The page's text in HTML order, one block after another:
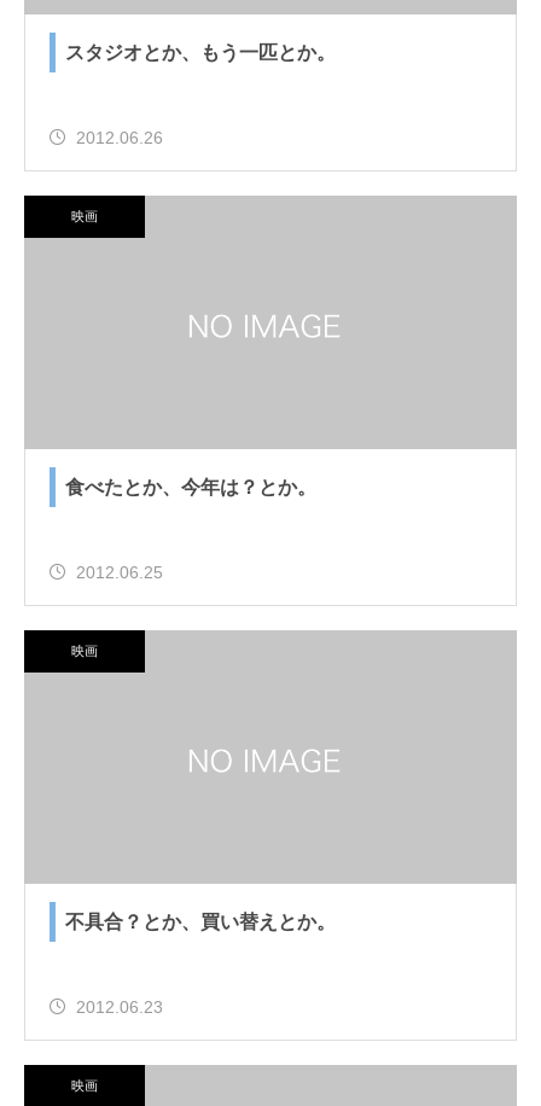
スタジオとか、もう一匹とか。
2012.06.26
映画
食べたとか、今年は？とか。
2012.06.25
映画
不具合？とか、買い替えとか。
2012.06.23
映画